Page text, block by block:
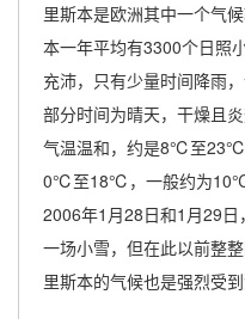
里斯本是欧洲其中一个气
本一年平均有3300个日照
充沛，只有少量时间降
部分时间为晴天，干燥
气温温和，约是8℃至23℃
0℃至18℃，一般约为10℃
2006年1月28日和1月29
一场小雪，但在此以前整
里斯本的气候也是强烈受到